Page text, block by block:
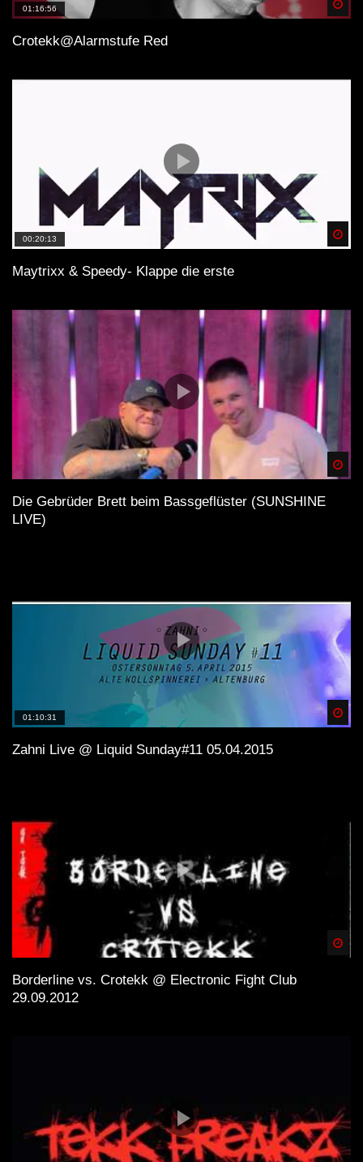
01:16:56
Crotekk@Alarmstufe Red
00:20:13
Maytrixx & Speedy- Klappe die erste
Die Gebrüder Brett beim Bassgeflüster (SUNSHINE
LIVE)
01:10:31
Zahni Live @ Liquid Sunday#11 05.04.2015
Borderline vs. Crotekk @ Electronic Fight Club
29.09.2012